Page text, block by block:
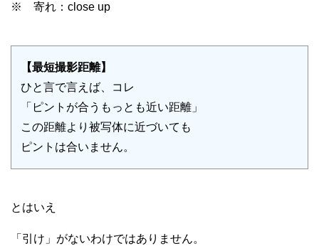
※ 寄れ：close up
【最短撮影距離】
ひと言で言えば、コレ
「ピントが合うもっとも近い距離」
この距離より被写体に近づいても
ピントは合いません。
とはいえ
「引け」がないわけではありません。